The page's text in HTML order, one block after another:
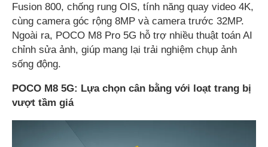
Fusion 800, chống rung OIS, tính năng quay video 4K,
cùng camera góc rộng 8MP và camera trước 32MP.
Ngoài ra, POCO M8 Pro 5G hỗ trợ nhiều thuật toán AI
chỉnh sửa ảnh, giúp mang lại trải nghiệm chụp ảnh
sống động.
POCO M8 5G: Lựa chọn cân bằng với loạt trang bị
vượt tầm giá